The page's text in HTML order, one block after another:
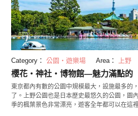
Category： 公園・遊樂場 Area： 上野
櫻花・神社・博物館―魅力滿點的
東京都內有數的公園中規模最大，設施最多的
了。上野公園也是日本歷史最悠久的公園，園
季的楓葉景色非常漂亮，遊客全年都可以在這